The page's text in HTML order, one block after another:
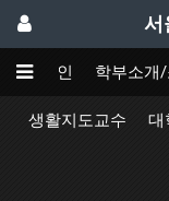
서
메인 학부소개/
생활지도교수 대